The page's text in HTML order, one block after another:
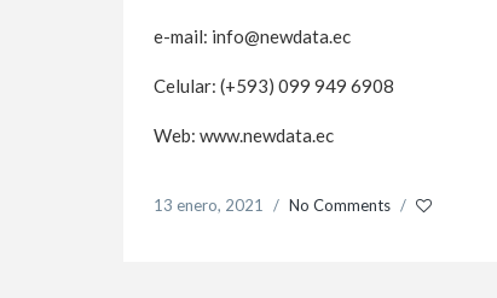
e-mail: info@newdata.ec
Celular: (+593) 099 949 6908
Web: www.newdata.ec
13 enero, 2021 / No Comments /